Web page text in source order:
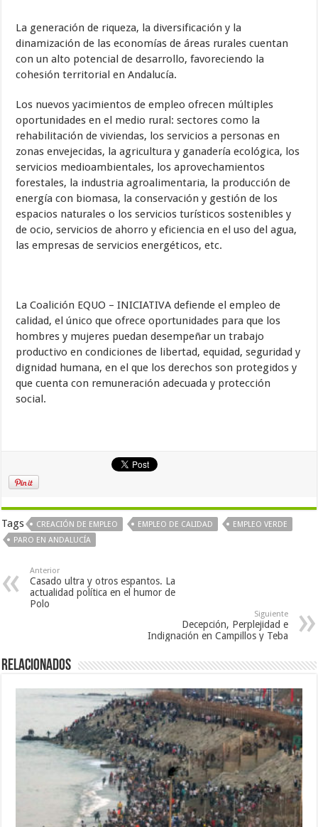
La generación de riqueza, la diversificación y la
dinamización de las economías de áreas rurales cuentan
con un alto potencial de desarrollo, favoreciendo la
cohesión territorial en Andalucía.
Los nuevos yacimientos de empleo ofrecen múltiples
oportunidades en el medio rural: sectores como la
rehabilitación de viviendas, los servicios a personas en
zonas envejecidas, la agricultura y ganadería ecológica, los
servicios medioambientales, los aprovechamientos
forestales, la industria agroalimentaria, la producción de
energía con biomasa, la conservación y gestión de los
espacios naturales o los servicios turísticos sostenibles y
de ocio, servicios de ahorro y eficiencia en el uso del agua,
las empresas de servicios energéticos, etc.
La Coalición EQUO – INICIATIVA defiende el empleo de
calidad, el único que ofrece oportunidades para que los
hombres y mujeres puedan desempeñar un trabajo
productivo en condiciones de libertad, equidad, seguridad y
dignidad humana, en el que los derechos son protegidos y
que cuenta con remuneración adecuada y protección
social.
Tags CREACIÓN DE EMPLEO EMPLEO DE CALIDAD
EMPLEO VERDE
PARO EN ANDALUCÍA
Anterior
Casado ultra y otros espantos. La
actualidad política en el humor de
Polo
Siguiente
Decepción, Perplejidad e
Indignación en Campillos y Teba
Relacionados